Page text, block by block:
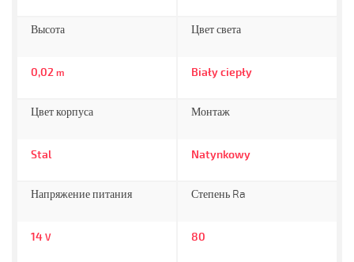
Высота
0,02 m
Цвет света
Biały ciepły
Цвет корпуса
Stal
Монтаж
Natynkowy
Напряжение питания
14 V
Степень Ra
80